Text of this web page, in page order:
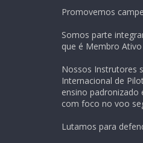
Promovemos
Somos parte
que é Membro
Nossos Instrutores
Internacional de
ensino padronizado
com foco no voo
Lutamos para